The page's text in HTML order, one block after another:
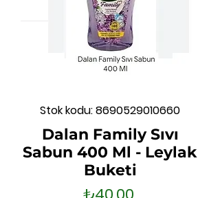
Stok kodu: 8690529010660
Dalan Family Sıvı
Sabun 400 Ml - Leylak
Buketi
Fiyat